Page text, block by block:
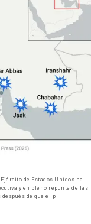
de Estados Unidos ha
y en pleno repunte de las
de que el p